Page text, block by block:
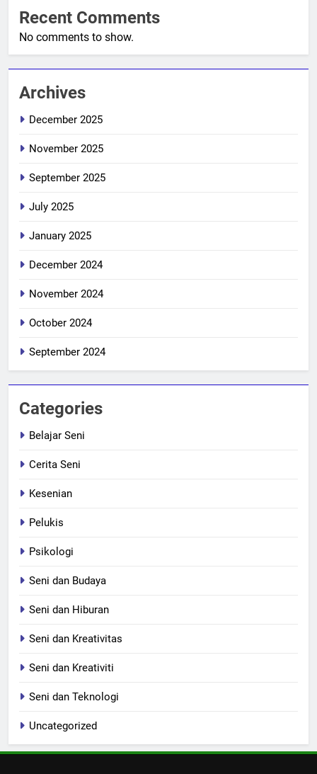
Recent Comments
No comments to show.
Archives
December 2025
November 2025
September 2025
July 2025
January 2025
December 2024
November 2024
October 2024
September 2024
Categories
Belajar Seni
Cerita Seni
Kesenian
Pelukis
Psikologi
Seni dan Budaya
Seni dan Hiburan
Seni dan Kreativitas
Seni dan Kreativiti
Seni dan Teknologi
Uncategorized